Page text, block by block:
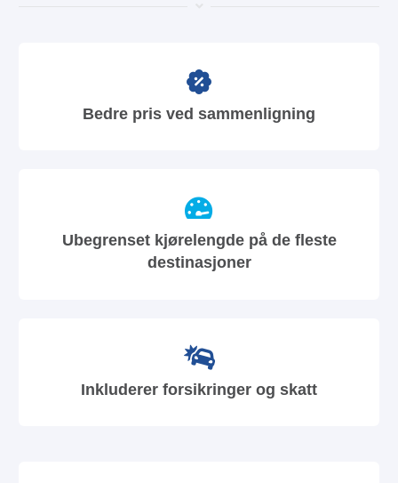
Bedre pris ved sammenligning
Ubegrenset kjørelengde på de fleste
destinasjoner
Inkluderer forsikringer og skatt